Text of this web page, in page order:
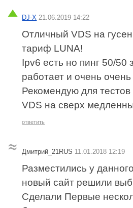
DJ-X 21.06.2019 14:22
Отличный VDS на
тариф LUNA!
Ipv6 есть но пинг 50/50
работает и очень
Рекомендую для
VDS на сверх
ответить
Дмитрий_21RUS 11.01.2018 12:19
Разместились у
новый сайт решили
Сделали Первые